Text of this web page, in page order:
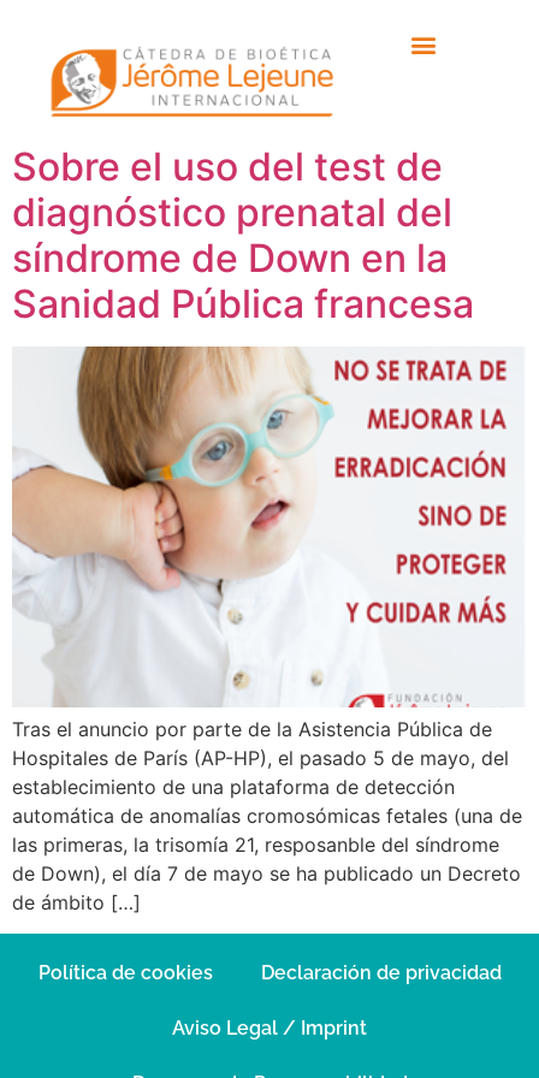
Etiqueta: anomalía
cromosómica fetal
Sobre el uso del test de
diagnóstico prenatal del
síndrome de Down en la
Sanidad Pública francesa
Tras el anuncio por parte de la Asistencia Pública de
Hospitales de París (AP-HP), el pasado 5 de mayo, del
establecimiento de una plataforma de detección
automática de anomalías cromosómicas fetales (una de
las primeras, la trisomía 21, resposanble del síndrome
de Down), el día 7 de mayo se ha publicado un Decreto
de ámbito […]
Política de cookies Declaración de privacidad
Aviso Legal / Imprint